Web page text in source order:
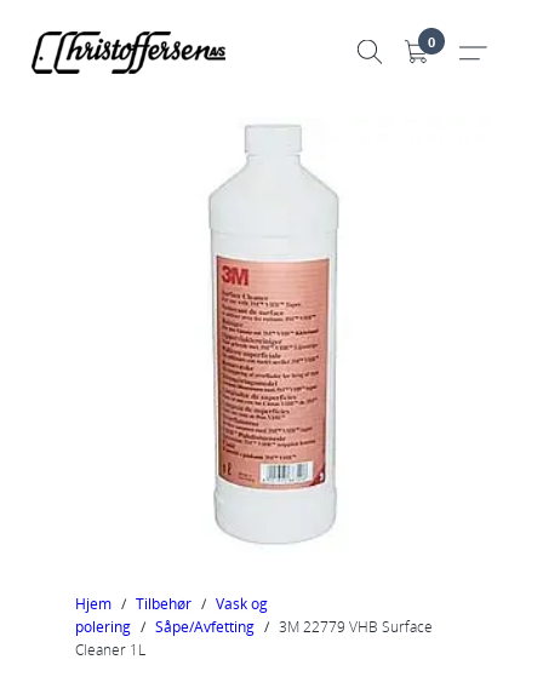
0
Hjem / Tilbehør / Vask og
polering / Såpe/Avfetting / 3M 22779 VHB Surface
Cleaner 1L